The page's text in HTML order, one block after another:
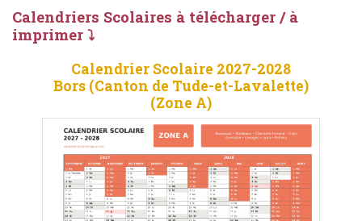
Calendriers Scolaires à télécharger / à
imprimer ⤵
Calendrier Scolaire 2027-2028
Bors (Canton de Tude-et-Lavalette)
(Zone A)